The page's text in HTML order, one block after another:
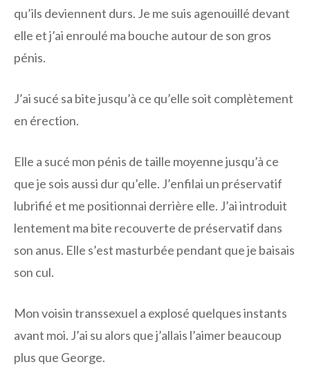
qu’ils deviennent durs. Je me suis agenouillé devant
elle et j’ai enroulé ma bouche autour de son gros
pénis.
J’ai sucé sa bite jusqu’à ce qu’elle soit complètement
en érection.
Elle a sucé mon pénis de taille moyenne jusqu’à ce
que je sois aussi dur qu’elle. J’enfilai un préservatif
lubrifié et me positionnai derrière elle. J’ai introduit
lentement ma bite recouverte de préservatif dans
son anus. Elle s’est masturbée pendant que je baisais
son cul.
Mon voisin transsexuel a explosé quelques instants
avant moi. J’ai su alors que j’allais l’aimer beaucoup
plus que George.